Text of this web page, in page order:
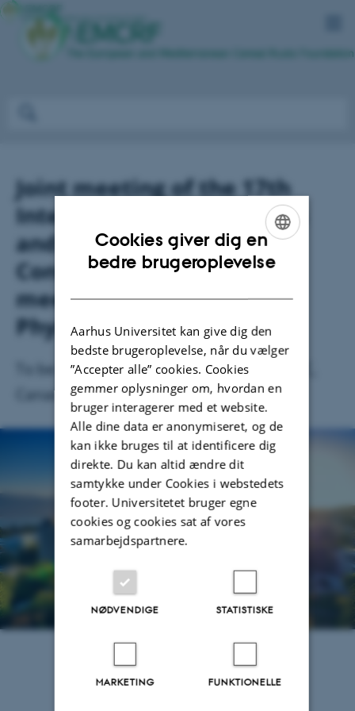
Joint meeting of the 17th
International Cereal Rusts
and Powdery Mildews
Conference and Annual
meeting of Canadian
Phytopathological Society
To be held at UBC Campus, Vancouver BC,
Canada in 2025
19. oktober 2024 Jens Grønbech Hansen
Time: June 15 - 20, 2025
ENGLISH
Cookies giver dig en
bedre brugeroplevelse
Aarhus Universitet kan give dig den
bedste brugeroplevelse, når du vælger
”Accepter alle” cookies. Cookies
gemmer oplysninger om, hvordan en
bruger interagerer med et website.
Alle dine data er anonymiseret, og de
kan ikke bruges til at identificere dig
direkte. Du kan altid ændre dit
samtykke under Cookies i webstedets
footer. Universitetet bruger egne
cookies og cookies sat af vores
samarbejdspartnere.
NØDVENDIGE STATISTISKE
MARKETING FUNKTIONELLE